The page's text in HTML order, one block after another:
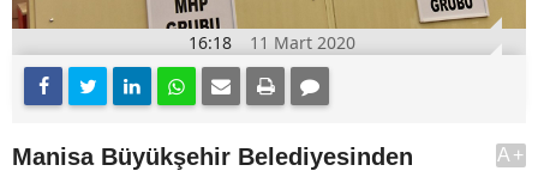
16:18 11 Mart 2020
Manisa Büyükşehir Belediyesinden
A+